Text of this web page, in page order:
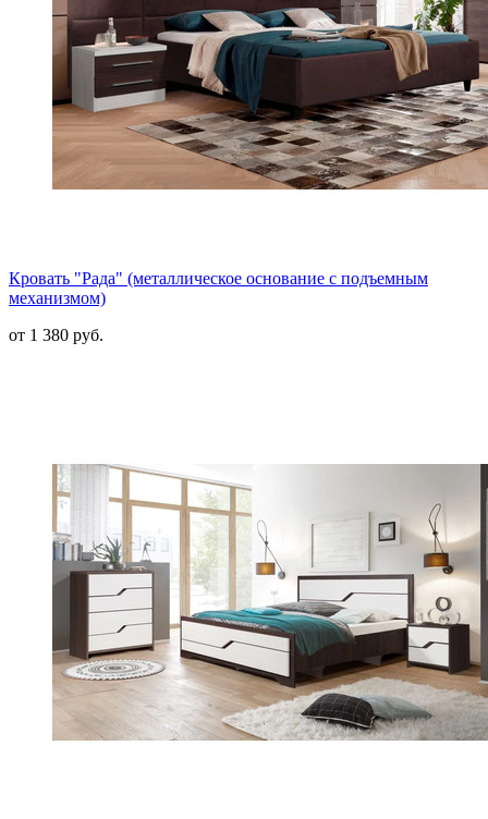
Кровать "Рада" (металлическое основание с подъемным
механизмом)
от 1 380 руб.